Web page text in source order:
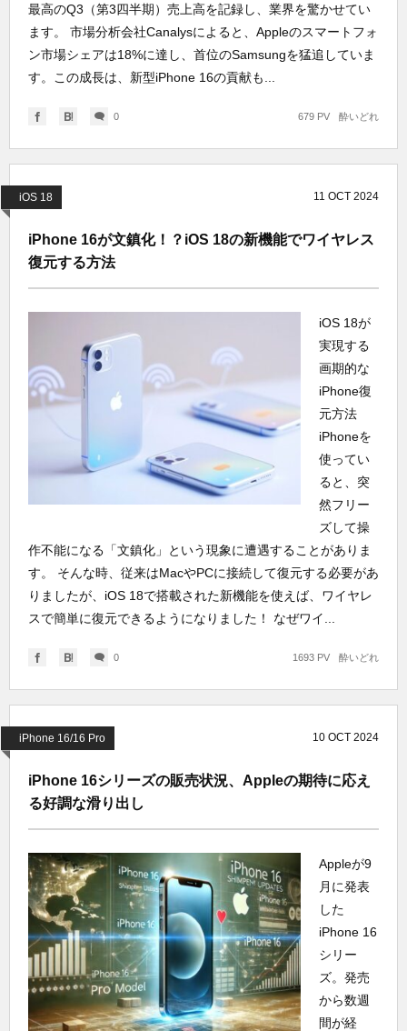
最高のQ3（第3四半期）売上高を記録し、業界を驚かせてい
ます。 市場分析会社Canalysによると、Appleのスマートフォ
ン市場シェアは18%に達し、首位のSamsungを猛追していま
す。この成長は、新型iPhone 16の貢献も...
0 酔いどれ
679 PV
iOS 18 11 OCT 2024
iPhone 16が文鎮化！？iOS 18の新機能でワイヤレス
復元する方法
iOS 18が
実現する
画期的な
iPhone復
元方法
iPhoneを
使ってい
ると、突
然フリー
ズして操
作不能になる「文鎮化」という現象に遭遇することがありま
す。 そんな時、従来はMacやPCに接続して復元する必要があ
りましたが、iOS 18で搭載された新機能を使えば、ワイヤレ
スで簡単に復元できるようになりました！ なぜワイ...
0 酔いどれ
1693 PV
iPhone 16/16 Pro 10 OCT 2024
iPhone 16シリーズの販売状況、Appleの期待に応え
る好調な滑り出し
Appleが9
月に発表
した
iPhone 16
シリー
ズ。発売
から数週
間が経